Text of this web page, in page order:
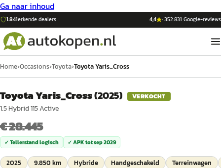
Ga naar inhoud
1.841erkende dealers 4,4 ·352.831 Google-reviews
Home›Occasions›Toyota›Toyota Yaris_Cross
Toyota Yaris_Cross(2025) VERKOCHT
1.5 Hybrid 115 Active
€ 28.445
✓ Tellerstand logisch ✓ APK totsep 2029
2025 9.850 km Hybride Handgeschakeld Terreinwagen